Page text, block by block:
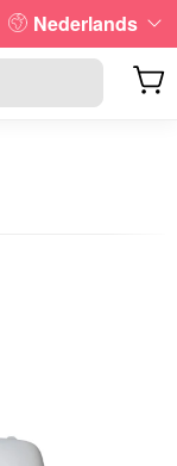
Nederlands